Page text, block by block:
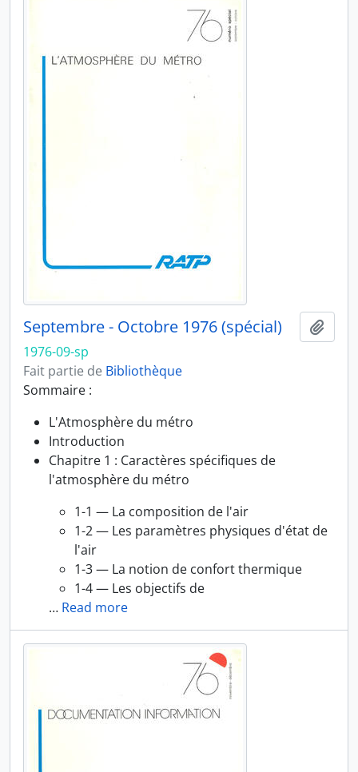
Septembre - Octobre 1976 (spécial)
1976-09-sp
Fait partie de Bibliothèque
Sommaire :
L'Atmosphère du métro
Introduction
Chapitre 1 : Caractères spécifiques de
l'atmosphère du métro
1-1 — La composition de l'air
1-2 — Les paramètres physiques d'état de
l'air
1-3 — La notion de confort thermique
1-4 — Les objectifs de
… Read more